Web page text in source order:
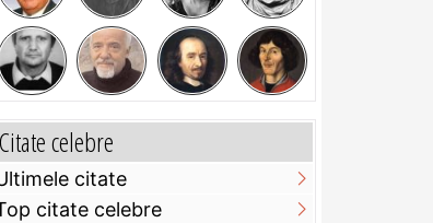
appreciate
Citate celebre
citate
citate celebre